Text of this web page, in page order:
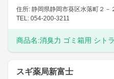
住所: 静岡県静岡市葵区水落町２－
TEL: 054-200-3211
商品名:消臭力 ゴミ箱用 シト
スギ薬局新富士